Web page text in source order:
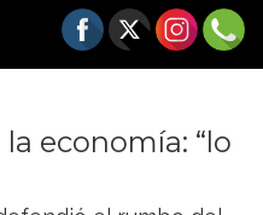
economía: “lo